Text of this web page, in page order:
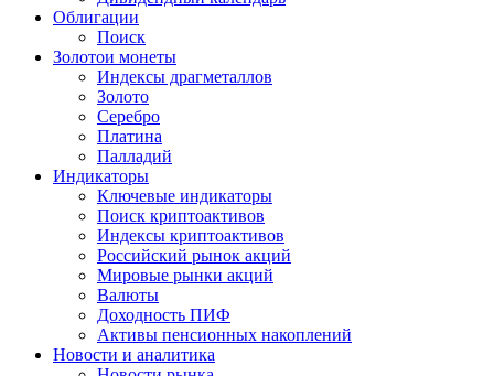
Облигации
Поиск
Золотои монеты
Индексы драгметаллов
Золото
Серебро
Платина
Палладий
Индикаторы
Ключевые индикаторы
Поиск криптоактивов
Индексы криптоактивов
Российский рынок акций
Мировые рынки акций
Валюты
Доходность ПИФ
Активы пенсионных накоплений
Новости и аналитика